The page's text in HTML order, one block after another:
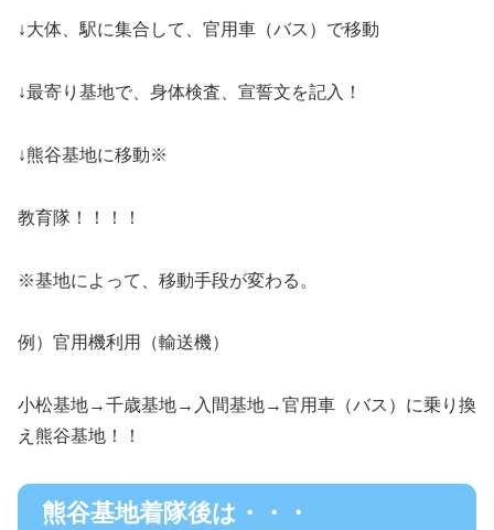
↓大体、駅に集合して、官用車（バス）で移動
↓最寄り基地で、身体検査、宣誓文を記入！
↓熊谷基地に移動※
教育隊！！！！
※基地によって、移動手段が変わる。
例）官用機利用（輸送機）
小松基地→千歳基地→入間基地→官用車（バス）に乗り換
え熊谷基地！！
熊谷基地着隊後は・・・